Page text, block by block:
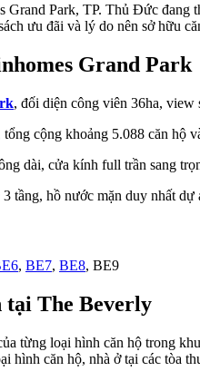
Grand Park, TP. Thủ Đức
ưu đãi và lý do nên sở hữu
Grand Park
, đối diện công viên 36ha,
cộng khoảng 5.088 căn hộ
dài, cửa kính full trần sang
tầng, hồ nước mặn duy nhất
, BE7, BE8, BE9
tại The Beverly
từng loại hình căn hộ trong
hình căn hộ, nhà ở tại các tòa